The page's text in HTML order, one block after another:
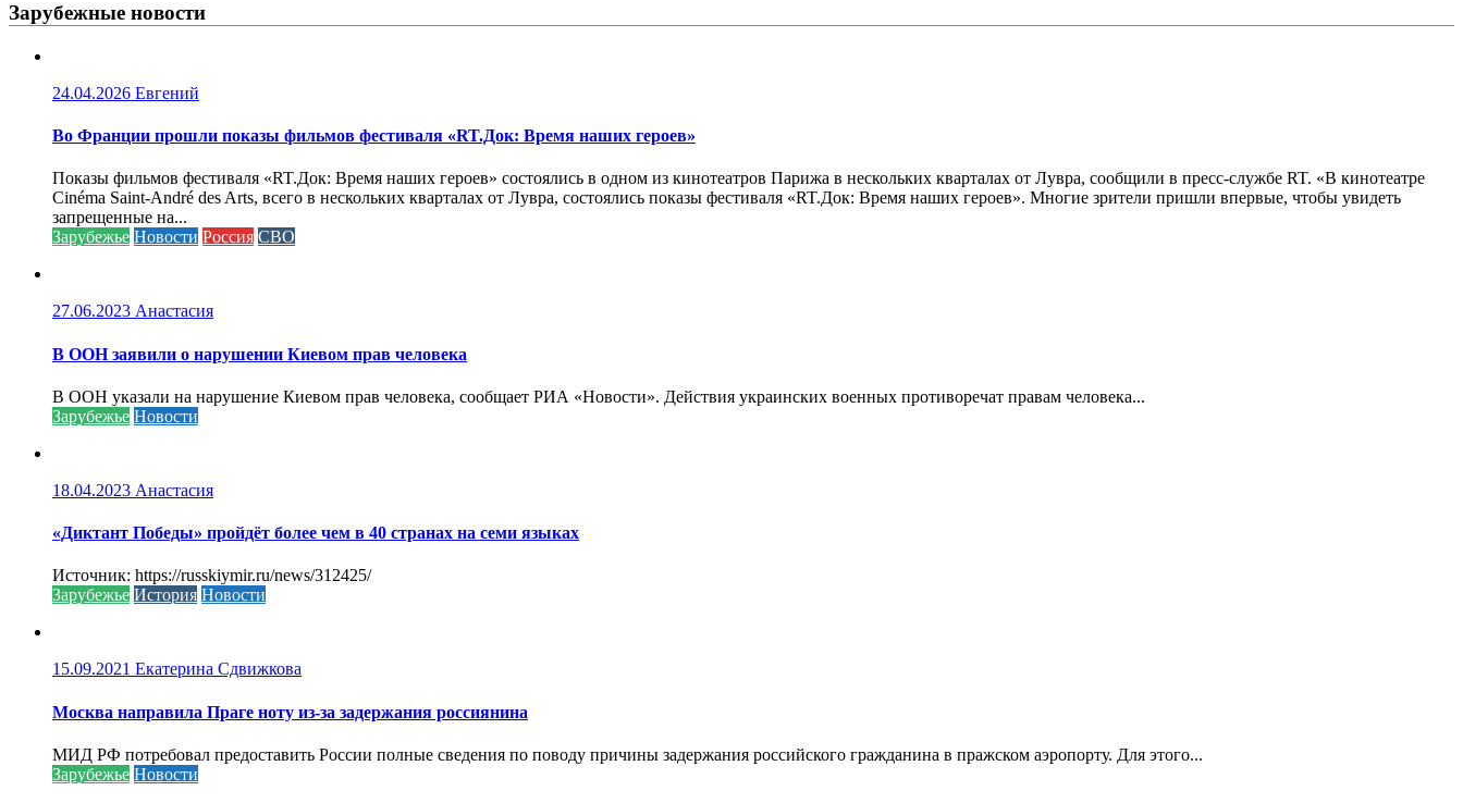
Зарубежные новости
24.04.2026 Евгений
Во Франции прошли показы фильмов фестиваля «RT.Док: Время наших героев»
Показы фильмов фестиваля «RT.Док: Время наших героев» состоялись в одном из кинотеатров Парижа в нескольких кварталах от Лувра, сообщили в пресс-службе RT. «В кинотеатре
Cinéma Saint-André des Arts, всего в нескольких кварталах от Лувра, состоялись показы фестиваля «RT.Док: Время наших героев». Многие зрители пришли впервые, чтобы увидеть
запрещенные на...
Зарубежье Новости Россия СВО
27.06.2023 Анастасия
В ООН заявили о нарушении Киевом прав человека
В ООН указали на нарушение Киевом прав человека, сообщает РИА «Новости». Действия украинских военных противоречат правам человека...
Зарубежье Новости
18.04.2023 Анастасия
«Диктант Победы» пройдёт более чем в 40 странах на семи языках
Источник: https://russkiymir.ru/news/312425/
Зарубежье История Новости
15.09.2021 Екатерина Сдвижкова
Москва направила Праге ноту из-за задержания россиянина
МИД РФ потребовал предоставить России полные сведения по поводу причины задержания российского гражданина в пражском аэропорту. Для этого...
Зарубежье Новости